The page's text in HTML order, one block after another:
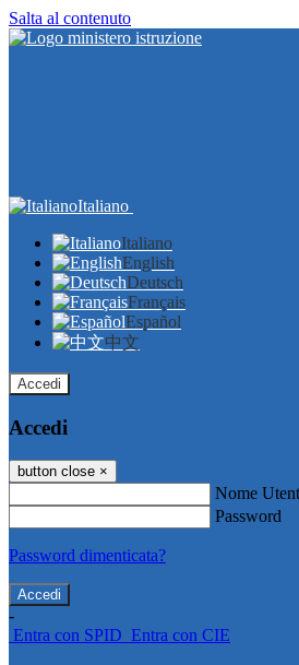
Salta al contenuto
Italiano
Italiano
English
Deutsch
Français
Español
中文
Accedi
Accedi
button close ×
Nome
Password
Password dimenticata?
-
Entra con SPID Entra con CIE